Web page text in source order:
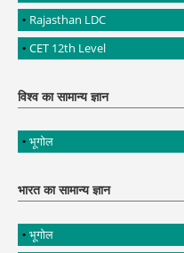
Rajasthan LDC
CET 12th Level
विश्व का सामान्य ज्ञान
भूगोल
भारत का सामान्य ज्ञान
भूगोल